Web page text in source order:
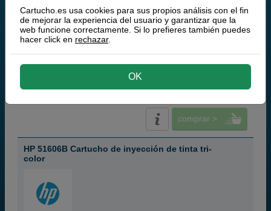
negro
20,00
comprar >
HP 51606B Cartucho de inyección de tinta tri-
color
Cartucho.es usa cookies para sus propios análisis con el fin
de mejorar la experiencia del usuario y garantizar que la
web funcione correctamente. Si lo prefieres también puedes
hacer click en rechazar.
OK